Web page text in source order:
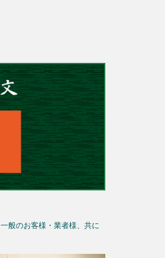
一般のお客様・業者様、共に